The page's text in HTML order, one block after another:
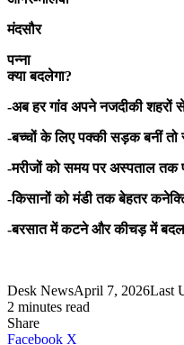
मंदसौर
पन्ना
क्या बदलेगा?
-अब हर गांव अपने नजदीकी शहरों
-बच्चों के लिए पक्की सड़क बनीं तो
-मरीजों को समय पर अस्पताल तक
-किसानों को मंडी तक बेहतर
-बरसात में कटने और कीचड़ में
Desk NewsApril 7, 2026Last
2 minutes read
Share
Facebook X